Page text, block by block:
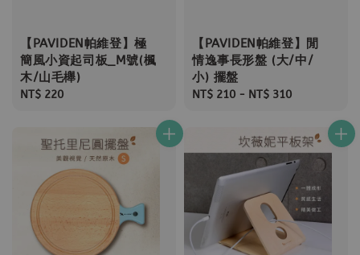
【PAVIDEN帕維登】極
簡風小資起司板_M號(楓
木/山毛櫸)
Regular
NT$ 220
【PAVIDEN帕維登】閒
情逸事長形盤 (大/中/
小) 擺盤
Regular
NT$ 210 - NT$ 310